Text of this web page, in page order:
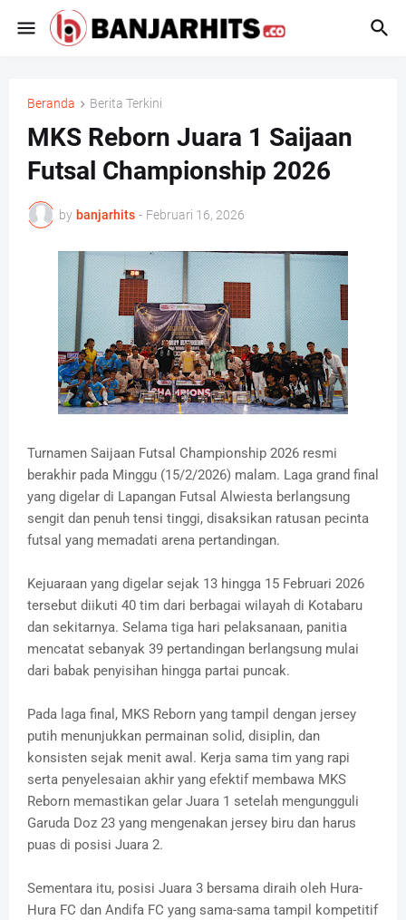
Beranda Berita Terkini
MKS Reborn Juara 1 Saijaan
Futsal Championship 2026
by banjarhits - Februari 16, 2026
Turnamen Saijaan Futsal Championship 2026 resmi
berakhir pada Minggu (15/2/2026) malam. Laga grand final
yang digelar di Lapangan Futsal Alwiesta berlangsung
sengit dan penuh tensi tinggi, disaksikan ratusan pecinta
futsal yang memadati arena pertandingan.
Kejuaraan yang digelar sejak 13 hingga 15 Februari 2026
tersebut diikuti 40 tim dari berbagai wilayah di Kotabaru
dan sekitarnya. Selama tiga hari pelaksanaan, panitia
mencatat sebanyak 39 pertandingan berlangsung mulai
dari babak penyisihan hingga partai puncak.
Pada laga final, MKS Reborn yang tampil dengan jersey
putih menunjukkan permainan solid, disiplin, dan
konsisten sejak menit awal. Kerja sama tim yang rapi
serta penyelesaian akhir yang efektif membawa MKS
Reborn memastikan gelar Juara 1 setelah mengungguli
Garuda Doz 23 yang mengenakan jersey biru dan harus
puas di posisi Juara 2.
Sementara itu, posisi Juara 3 bersama diraih oleh Hura-
Hura FC dan Andifa FC yang sama-sama tampil kompetitif